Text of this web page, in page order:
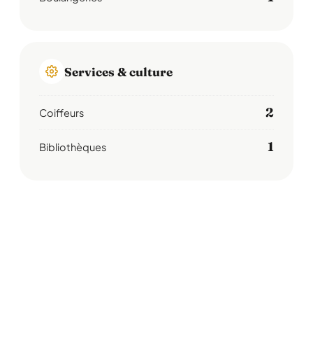
Services & culture
Coiffeurs 2
Bibliothèques 1